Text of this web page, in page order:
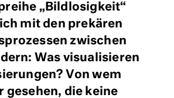
„Bildlosigkeit“
mit den prekären
zwischen
Was visualisieren
Von wem
gesehen, die keine